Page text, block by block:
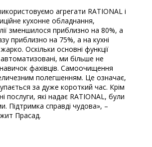
агрегати RATIONAL і
кухонне обладнання,
зменшилося приблизно на 80%, а
приблизно на 75%, а на кухні
Оскільки основні функції
ми більше не
фахівців. Самоочищення
полегшенням. Це означає,
за дуже короткий час. Крім
послуги, які надає RATIONAL, були
Підтримка справді чудова», –
Прасад.